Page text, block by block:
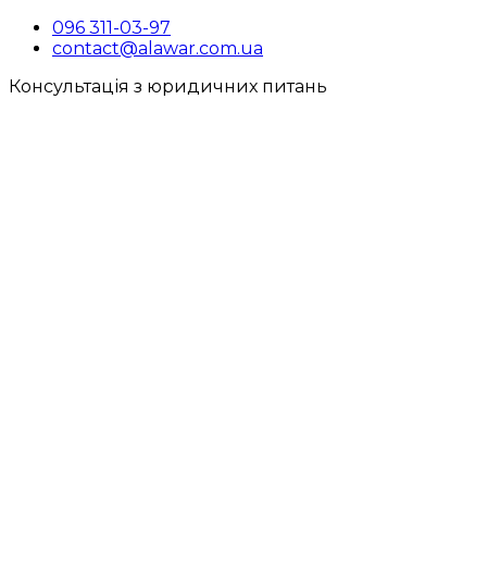
096 311-03-97
contact@alawar.com.ua
Консультація з юридичних питань